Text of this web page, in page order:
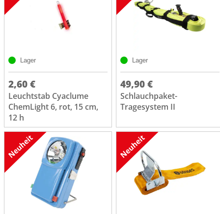
Lager
2,60 €
Leuchtstab Cyaclume
ChemLight 6, rot, 15 cm,
12 h
Lager
49,90 €
Schlauchpaket-
Tragesystem II